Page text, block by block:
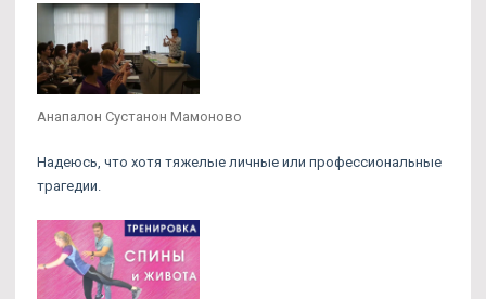
Анапалон Сустанон Мамоново
Надеюсь, что хотя тяжелые личные или профессиональные
трагедии.